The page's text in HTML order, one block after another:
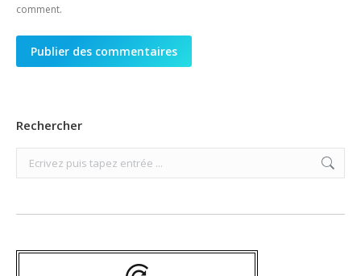
comment.
Publier des commentaires
Rechercher
Search: